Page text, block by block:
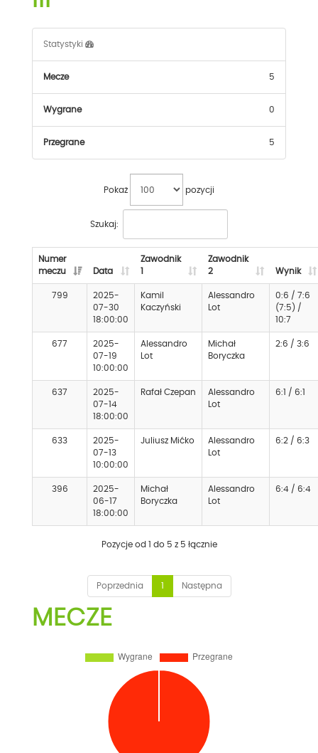
Statystyki
Mecze 5
Wygrane 0
Przegrane 5
Pokaż pozycji
Szukaj:
Numer
meczu
Data
Zawodnik
1
Zawodnik
2
Wynik
799
2025-
07-30
18:00:00
Kamil
Kaczyński
Alessandro
Lot
0:6 / 7:6
(7:5) /
10:7
677
2025-
07-19
10:00:00
Alessandro
Lot
Michał
Boryczka
2:6 / 3:6
637
2025-
07-14
18:00:00
Rafał Czepan
Alessandro
Lot
6:1 / 6:1
633
2025-
07-13
10:00:00
Juliusz Mićko
Alessandro
Lot
6:2 / 6:3
396
2025-
06-17
18:00:00
Michał
Boryczka
Alessandro
Lot
6:4 / 6:4
Pozycje od 1 do 5 z 5 łącznie
Poprzednia 1 Następna
MECZE